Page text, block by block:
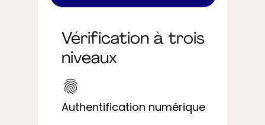
Vérification à trois
niveaux
Authentification numérique